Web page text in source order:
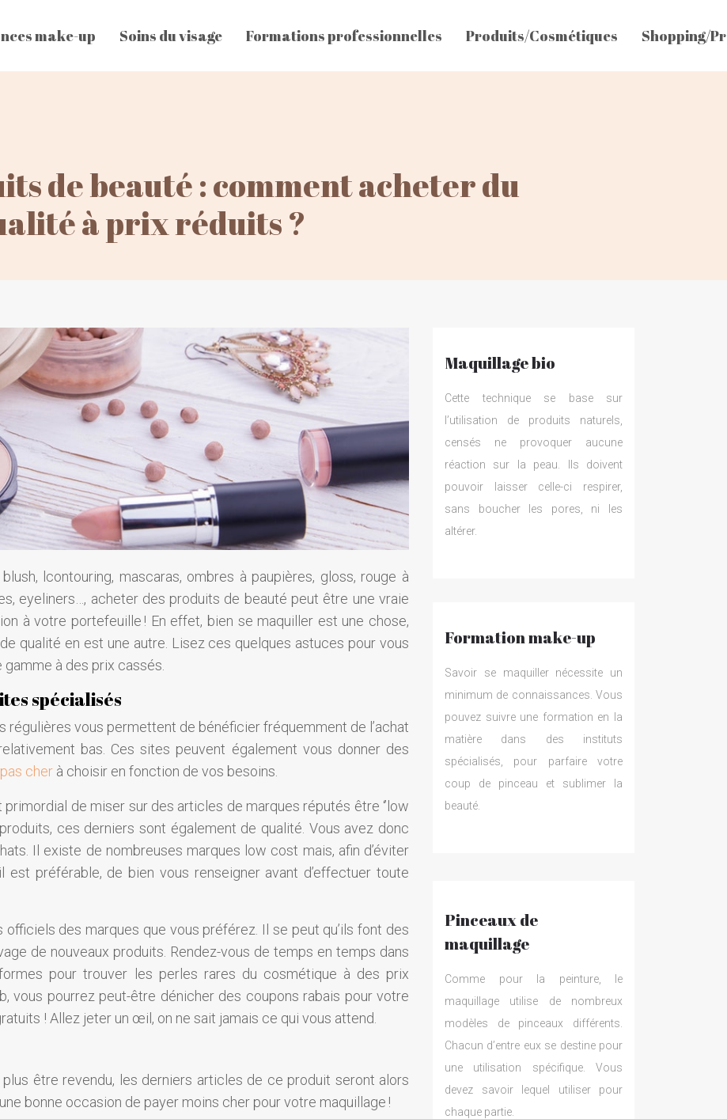
make-up Soins du visage Formations professionnelles Produits/Cosmétiques Shopping/
de beauté : comment acheter du
à prix réduits ?
lcontouring, mascaras, ombres à paupières, gloss, rouge à
eyeliners…, acheter des produits de beauté peut être une vraie
à votre portefeuille ! En effet, bien se maquiller est une chose,
qualité en est une autre. Lisez ces quelques astuces pour vous
à des prix cassés.
spécialisés
régulières vous permettent de bénéficier fréquemment de l’achat
bas. Ces sites peuvent également vous donner des
cher à choisir en fonction de vos besoins.
de miser sur des articles de marques réputés être ‘’low
ces derniers sont également de qualité. Vous avez donc
Il existe de nombreuses marques low cost mais, afin d’éviter
est préférable, de bien vous renseigner avant d’effectuer toute
des marques que vous préférez. Il se peut qu’ils font des
de nouveaux produits. Rendez-vous de temps en temps dans
pour trouver les perles rares du cosmétique à des prix
vous pourrez peut-être dénicher des coupons rabais pour votre
! Allez jeter un œil, on ne sait jamais ce qui vous attend.
être revendu, les derniers articles de ce produit seront alors
bonne occasion de payer moins cher pour votre maquillage !
Maquillage bio
Cette technique se base sur
l’utilisation de produits naturels,
censés ne provoquer aucune
réaction sur la peau. Ils doivent
pouvoir laisser celle-ci respirer,
sans boucher les pores, ni les
altérer.
Formation make-up
Savoir se maquiller nécessite un
minimum de connaissances. Vous
pouvez suivre une formation en la
matière dans des instituts
spécialisés, pour parfaire votre
coup de pinceau et sublimer la
beauté.
Pinceaux de
maquillage
Comme pour la peinture, le
maquillage utilise de nombreux
modèles de pinceaux différents.
Chacun d’entre eux se destine pour
une utilisation spécifique. Vous
devez savoir lequel utiliser pour
chaque partie.